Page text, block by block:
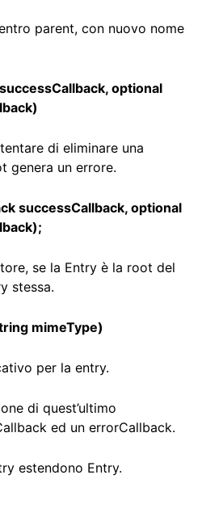
parent, con nuovo nome
optional
di eliminare una
genera un errore.
successCallback, optional
se la Entry è la root del
stessa.
mimeType)
per la entry.
di quest’ultimo
ed un errorCallback.
estendono Entry.